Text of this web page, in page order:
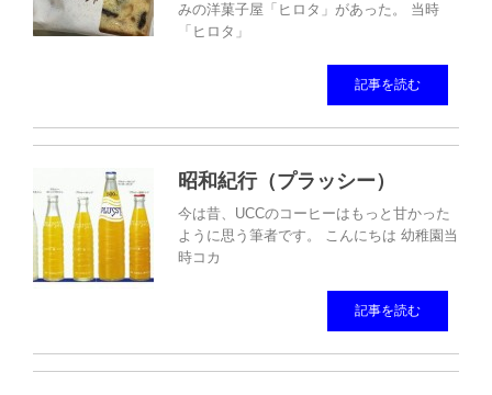
みの洋菓子屋「ヒロタ」があった。 当時
「ヒロタ」
記事を読む
昭和紀行（プラッシー）
今は昔、UCCのコーヒーはもっと甘かった
ように思う筆者です。 こんにちは 幼稚園当
時コカ
記事を読む